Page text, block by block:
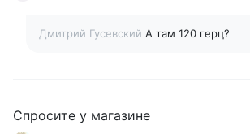
Дмитрий Гусевский А там 120 герц?
Спросите у магазине